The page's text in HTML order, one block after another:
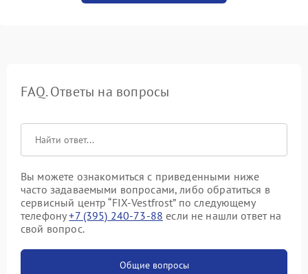
FAQ. Ответы на вопросы
Вы можете ознакомиться с приведенными ниже
часто задаваемыми вопросами, либо обратиться в
сервисный центр “FIX-Vestfrost” по следующему
телефону+7 (395) 240-73-88 если не нашли ответ на
свой вопрос.
Общие вопросы